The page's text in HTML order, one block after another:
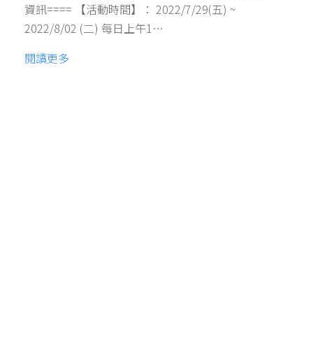
資訊==== 【活動時間】： 2022/7/29(五) ~
2022/8/02 (二) 每日上午1…
閱讀更多